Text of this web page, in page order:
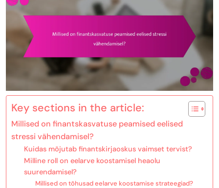
Key sections in the article:
Millised on finantskasvatuse peamised eelised
stressi vähendamisel?
Kuidas mõjutab finantskirjaoskus vaimset tervist?
Milline roll on eelarve koostamisel heaolu
suurendamisel?
Millised on tõhusad eelarve koostamise strateegiad?